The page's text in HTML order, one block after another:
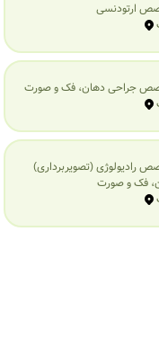
ارتودنسی
جراحی دهان، فک و صورت
رادیولوژی (تصویربرداری)
فک و صورت